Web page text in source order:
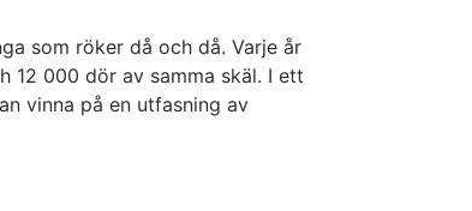
som röker då och då. Varje år
12 000 dör av samma skäl. I ett
vinna på en utfasning av